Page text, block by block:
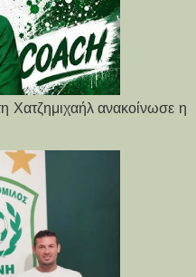
Χατζημιχαήλ ανακοίνωσε η